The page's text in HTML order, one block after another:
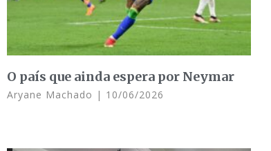
O país que ainda espera por Neymar
Aryane Machado 10/06/2026